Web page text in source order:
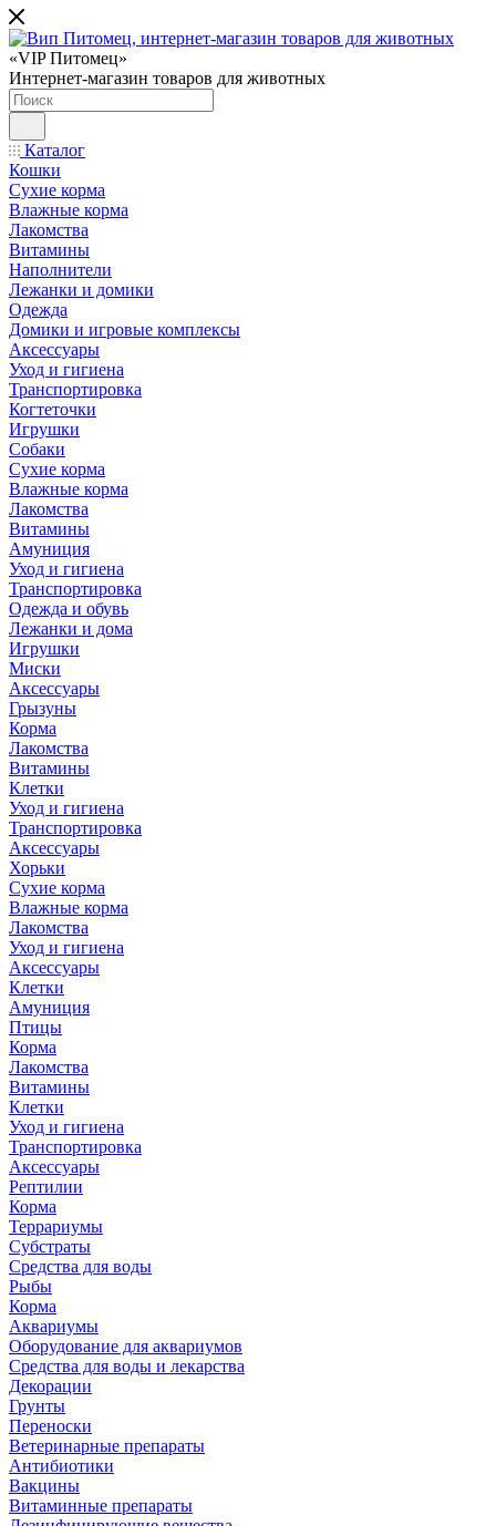
«VIP Питомец»
Интернет-магазин товаров для животных
Каталог
Кошки
Сухие корма
Влажные корма
Лакомства
Витамины
Наполнители
Лежанки и домики
Одежда
Домики и игровые комплексы
Аксессуары
Уход и гигиена
Транспортировка
Когтеточки
Игрушки
Собаки
Сухие корма
Влажные корма
Лакомства
Витамины
Амуниция
Уход и гигиена
Транспортировка
Одежда и обувь
Лежанки и дома
Игрушки
Миски
Аксессуары
Грызуны
Корма
Лакомства
Витамины
Клетки
Уход и гигиена
Транспортировка
Аксессуары
Хорьки
Сухие корма
Влажные корма
Лакомства
Уход и гигиена
Аксессуары
Клетки
Амуниция
Птицы
Корма
Лакомства
Витамины
Клетки
Уход и гигиена
Транспортировка
Аксессуары
Рептилии
Корма
Террариумы
Субстраты
Средства для воды
Рыбы
Корма
Аквариумы
Оборудование для аквариумов
Средства для воды и лекарства
Декорации
Грунты
Переноски
Ветеринарные препараты
Антибиотики
Вакцины
Витаминные препараты